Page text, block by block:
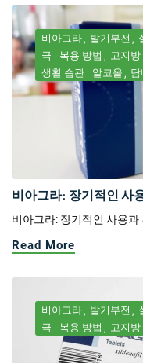
비아그라 발기부전
극
복용 방법 고지
생활 습관
알코올 담
비아그라: 장기적인 사
비아그라: 장기적인 사용
Read More
비아그라 발기부전
극
복용 방법 고지방